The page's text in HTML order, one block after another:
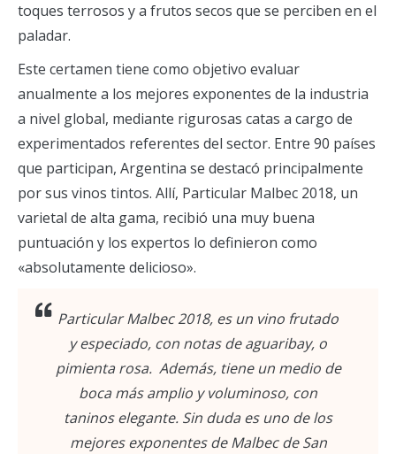
toques terrosos y a frutos secos que se perciben en el
paladar.
Este certamen tiene como objetivo evaluar
anualmente a los mejores exponentes de la industria
a nivel global, mediante rigurosas catas a cargo de
experimentados referentes del sector. Entre 90 países
que participan, Argentina se destacó principalmente
por sus vinos tintos. Allí, Particular Malbec 2018, un
varietal de alta gama, recibió una muy buena
puntuación y los expertos lo definieron como
«absolutamente delicioso».
Particular Malbec 2018, es un vino frutado
y especiado, con notas de aguaribay, o
pimienta rosa. Además, tiene un medio de
boca más amplio y voluminoso, con
taninos elegante. Sin duda es uno de los
mejores exponentes de Malbec de San